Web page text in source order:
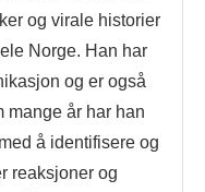
og virale historier
Norge. Han har
og er også
mange år har han
å identifisere og
reaksjoner og